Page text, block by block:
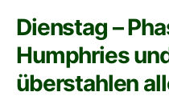
Dienstag –
Humphries
überstahlen